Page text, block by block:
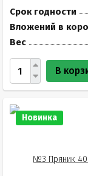
Срок годности
Вложений в
Вес
В
Новинка